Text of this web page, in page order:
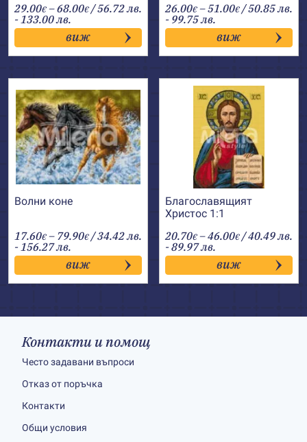
29.00€ –68.00€Price
range:
29.00€
through
68.00€
/ 56.72 лв.
- 133.00 лв.
виж
26.00€ –51.00€Price
range:
26.00€
through
51.00€
/ 50.85 лв.
- 99.75 лв.
виж
Волни коне
17.60€ – 79.90€Price
range:
17.60€
through
79.90€
/ 34.42 лв.
- 156.27 лв.
виж
Благославящият
Христос 1:1
20.70€ –46.00€Price
range:
20.70€
through
46.00€
/ 40.49 лв.
- 89.97 лв.
виж
Контакти и помощ
Често задавани въпроси
Отказ от поръчка
Контакти
Общи условия